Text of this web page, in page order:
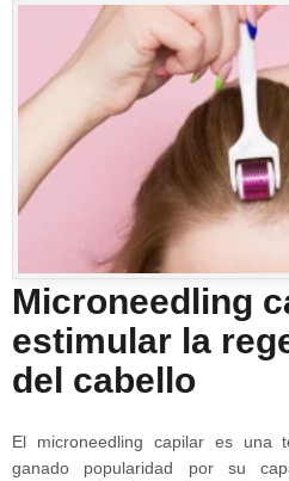
Microneedling
estimular la
del cabello
El microneedling capilar es una
ganado popularidad por su